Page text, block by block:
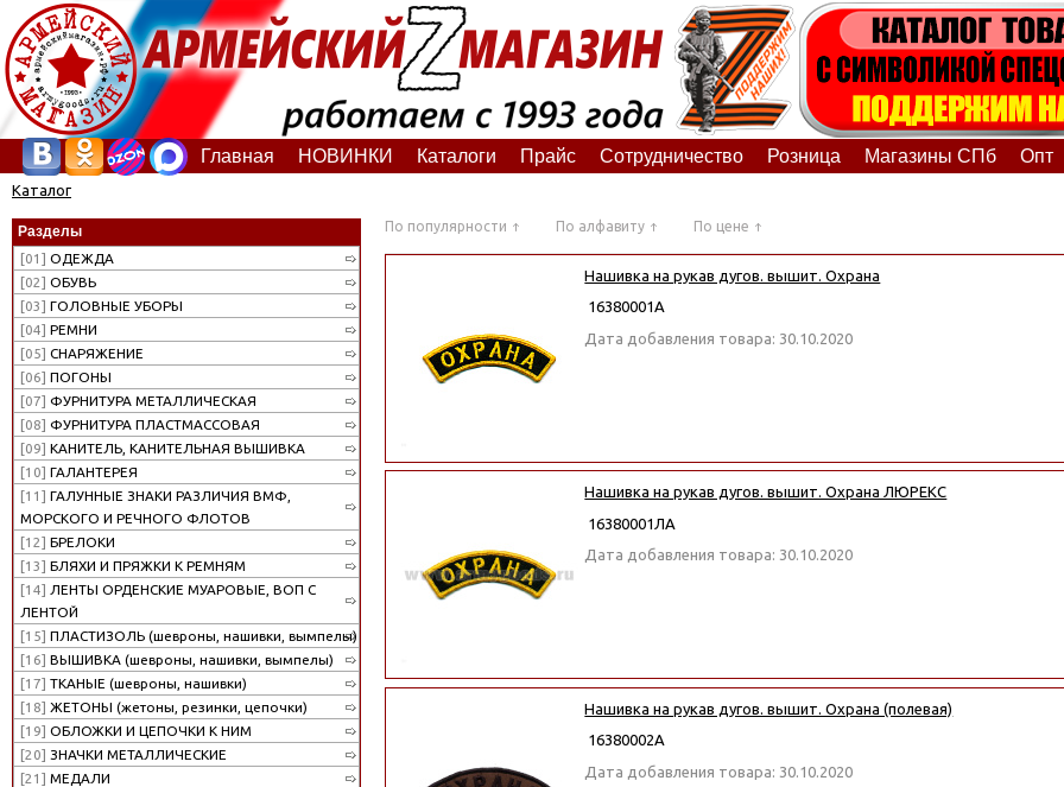
Главная НОВИНКИ Каталоги Прайс Сотрудничество Розница Магазины СПб Опт
Каталог
Разделы
[01] ОДЕЖДА
[02] ОБУВЬ
[03] ГОЛОВНЫЕ УБОРЫ
[04] РЕМНИ
[05] СНАРЯЖЕНИЕ
[06] ПОГОНЫ
[07] ФУРНИТУРА МЕТАЛЛИЧЕСКАЯ
[08] ФУРНИТУРА ПЛАСТМАССОВАЯ
[09] КАНИТЕЛЬ, КАНИТЕЛЬНАЯ ВЫШИВКА
[10] ГАЛАНТЕРЕЯ
[11] ГАЛУННЫЕ ЗНАКИ РАЗЛИЧИЯ ВМФ,
МОРСКОГО И РЕЧНОГО ФЛОТОВ
[12] БРЕЛОКИ
[13] БЛЯХИ И ПРЯЖКИ К РЕМНЯМ
[14] ЛЕНТЫ ОРДЕНСКИЕ МУАРОВЫЕ, ВОП С
ЛЕНТОЙ
[15] ПЛАСТИЗОЛЬ (шевроны, нашивки, вымпелы)
[16] ВЫШИВКА (шевроны, нашивки, вымпелы)
[17] ТКАНЫЕ (шевроны, нашивки)
[18] ЖЕТОНЫ (жетоны, резинки, цепочки)
[19] ОБЛОЖКИ И ЦЕПОЧКИ К НИМ
[20] ЗНАЧКИ МЕТАЛЛИЧЕСКИЕ
[21] МЕДАЛИ
По популярности По алфавиту По цене
Нашивка на рукав дугов. вышит. Охрана
16380001А
Дата добавления товара: 30.10.2020
Нашивка на рукав дугов. вышит. Охрана ЛЮРЕКС
16380001ЛА
Дата добавления товара: 30.10.2020
Нашивка на рукав дугов. вышит. Охрана (полевая)
16380002А
Дата добавления товара: 30.10.2020